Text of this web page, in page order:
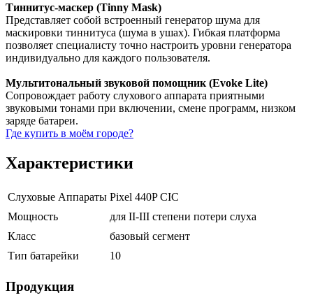
Тиннитус-маскер (Tinny Mask)
Представляет собой встроенный генератор шума для
маскировки тиннитуса (шума в ушах). Гибкая платформа
позволяет специалисту точно настроить уровни генератора
индивидуально для каждого пользователя.
Мультитональный звуковой помощник (Evoke Lite)
Сопровождает работу слухового аппарата приятными
звуковыми тонами при включении, смене программ, низком
заряде батареи.
Где купить в моём городе?
Характеристики
Слуховые Аппараты Pixel 440P CIC
Мощность
для II-III степени потери слуха
Класс
базовый сегмент
Тип батарейки
10
Продукция